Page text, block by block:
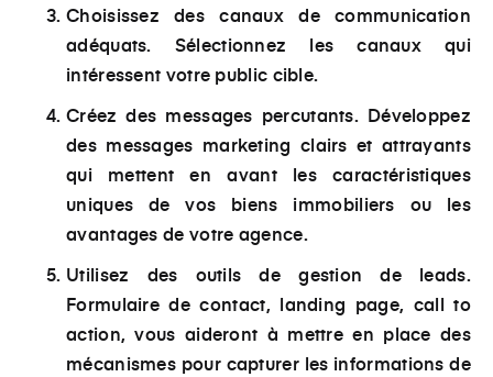
Choisissez des canaux de communication
adéquats. Sélectionnez les canaux qui
intéressent votre public cible.
Créez des messages percutants. Développez
des messages marketing clairs et attrayants
qui mettent en avant les caractéristiques
uniques de vos biens immobiliers ou les
avantages de votre agence.
Utilisez des outils de gestion de leads.
Formulaire de contact, landing page, call to
action, vous aideront à mettre en place des
mécanismes pour capturer les informations de